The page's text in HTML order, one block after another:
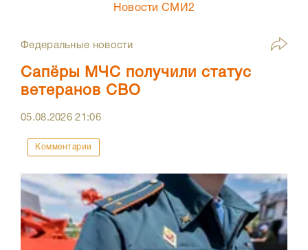
Новости СМИ2
Федеральные новости
Сапёры МЧС получили статус
ветеранов СВО
05.08.202621:06
Комментарии